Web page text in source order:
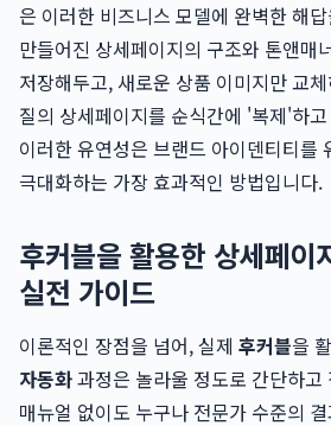
은 이러한 비즈니스 모델에 완벽한 해
만들어진 상세페이지의 구조와 톤앤매
저장해두고, 새로운 상품 이미지만 교
질의 상세페이지를 순식간에 '복제'하
이러한 유연성은 브랜드 아이덴티티를
극대화하는 가장 효과적인 방법입니다.
후커블을 활용한 상세페이
실전 가이드
이론적인 장점을 넘어, 실제 후커블을
자동화과정은 놀라울 정도로 간단하
매뉴얼 없이도 누구나 전문가 수준의